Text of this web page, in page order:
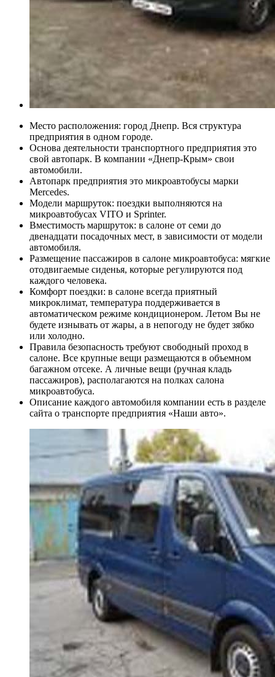
Место расположения: город Днепр. Вся структура
предприятия в одном городе.
Основа деятельности транспортного предприятия это
свой автопарк. В компании «Днепр-Крым» свои
автомобили.
Автопарк предприятия это микроавтобусы марки
Mercedes.
Модели маршруток: поездки выполняются на
микроавтобусах VITO и Sprinter.
Вместимость маршруток: в салоне от семи до
двенадцати посадочных мест, в зависимости от модели
автомобиля.
Размещение пассажиров в салоне микроавтобуса: мягкие
отодвигаемые сиденья, которые регулируются под
каждого человека.
Комфорт поездки: в салоне всегда приятный
микроклимат, температура поддерживается в
автоматическом режиме кондиционером. Летом Вы не
будете изнывать от жары, а в непогоду не будет зябко
или холодно.
Правила безопасность требуют свободный проход в
салоне. Все крупные вещи размещаются в объемном
багажном отсеке. А личные вещи (ручная кладь
пассажиров), располагаются на полках салона
микроавтобуса.
Описание каждого автомобиля компании есть в разделе
сайта о транспорте предприятия «Наши авто».